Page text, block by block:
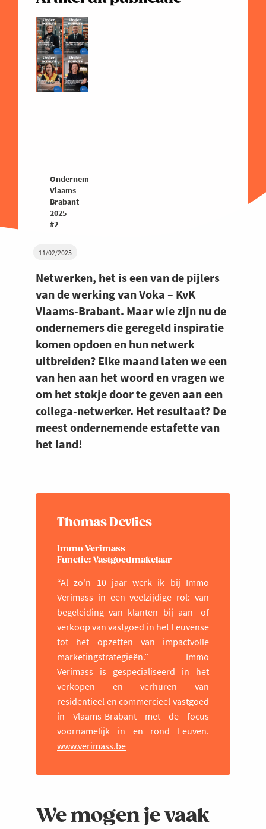
11/02/2025
Netwerken, het is een van de pijlers
van de werking van Voka – KvK
Vlaams-Brabant. Maar wie zijn nu de
ondernemers die geregeld inspiratie
komen opdoen en hun netwerk
uitbreiden? Elke maand laten we een
van hen aan het woord en vragen we
om het stokje door te geven aan een
collega-netwerker. Het resultaat? De
meest ondernemende estafette van
het land!
Thomas Devlies
Immo Verimass
Functie: Vastgoedmakelaar
“Al zo'n 10 jaar werk ik bij Immo
Verimass in een veelzijdige rol: van
begeleiding van klanten bij aan- of
verkoop van vastgoed in het Leuvense
tot het opzetten van impactvolle
marketingstrategieën.” Immo
Verimass is gespecialiseerd in het
verkopen en verhuren van
residentieel en commercieel vastgoed
in Vlaams-Brabant met de focus
voornamelijk in en rond Leuven.
www.verimass.be
We mogen je vaak
Ondernemers
Vlaams-
Brabant
2025
#2